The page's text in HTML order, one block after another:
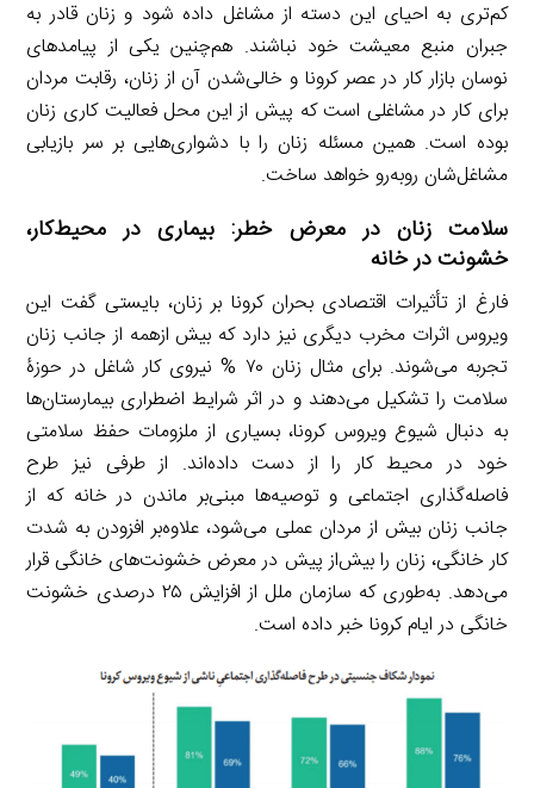
کم‌تری به احیای این دسته از مشاغل داده شود و زنان قادر به
جبران منبع معیشت خود نباشند. هم‌چنین یکی از پیامدهای
نوسان بازار کار در عصر کرونا و خالی‌شدن آن از زنان، رقابت مردان
برای کار در مشاغلی است که پیش از این محل فعالیت کاری زنان
بوده است. همین مسئله زنان را با دشواری‌هایی بر سر بازیابی
مشاغل‌شان روبه‌رو خواهد ساخت.
سلامت زنان در معرض خطر: بیماری در محیط‌کار،
خشونت در خانه
فارغ از تأثیرات اقتصادی بحران کرونا بر زنان، بایستی گفت این
ویروس اثرات مخرب دیگری نیز دارد که بیش ازهمه از جانب زنان
تجربه می‌شوند. برای مثال زنان ۷۰ % نیروی کار شاغل در حوزۀ
سلامت را تشکیل می‌دهند و در اثر شرایط اضطراری بیمارستان‌ها
به دنبال شیوع ویروس کرونا، بسیاری از ملزومات حفظ سلامتی
خود در محیط کار را از دست داده‌اند. از طرفی نیز طرح
فاصله‌گذاری اجتماعی و توصیه‌ها مبنی‌بر ماندن در خانه که از
جانب زنان بیش از مردان عملی می‌شود، علاوه‌بر افزودن به شدت
کار خانگی، زنان را بیش‌از پیش در معرض خشونت‌های خانگی قرار
می‌دهد. به‌طوری که سازمان ملل از افزایش ۲۵ درصدی خشونت
خانگی در ایام کرونا خبر داده است.